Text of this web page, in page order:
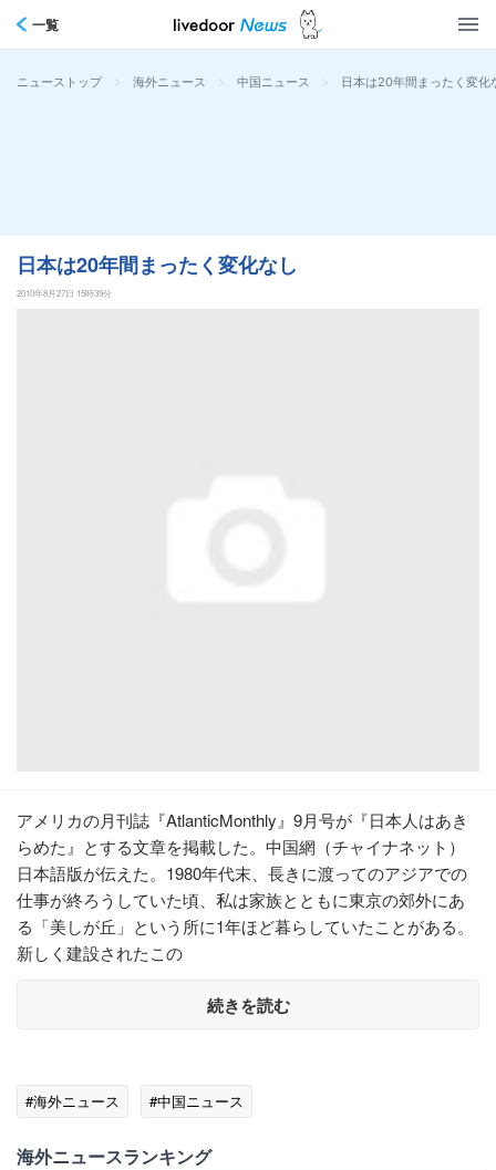
一覧
ニューストップ > 海外ニュース > 中国ニュース > 日本は20年間まったく変化
日本は20年間まったく変化なし
2010年8月27日 15時39分
アメリカの月刊誌『AtlanticMonthly』9月号が『日本人はあき
らめた』とする文章を掲載した。中国網（チャイナネット）
日本語版が伝えた。1980年代末、長きに渡ってのアジアでの
仕事が終ろうしていた頃、私は家族とともに東京の郊外にあ
る「美しが丘」という所に1年ほど暮らしていたことがある。
新しく建設されたこの
続きを読む
#海外ニュース #中国ニュース
海外ニュースランキング